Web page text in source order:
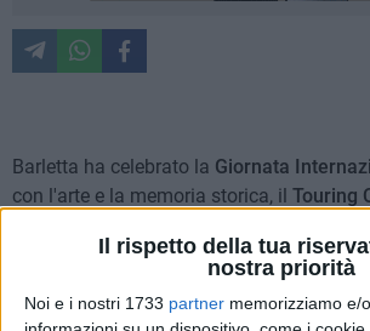
Il rispetto della tua
nostra priorità
Noi e i nostri 1733 partner memorizziamo e/
Barletta ha celebrato la Giornata
con l'arte e la memoria storica, il Touring
di ieri, protagoniste delle opere di
quelle di oggi, protagoniste della società